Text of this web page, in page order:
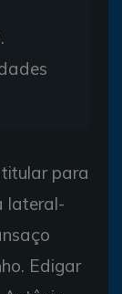
para
lateral-
Edigar